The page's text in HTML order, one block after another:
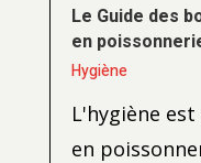
Le Guide des
en
Hygiène
L'hygiène
en